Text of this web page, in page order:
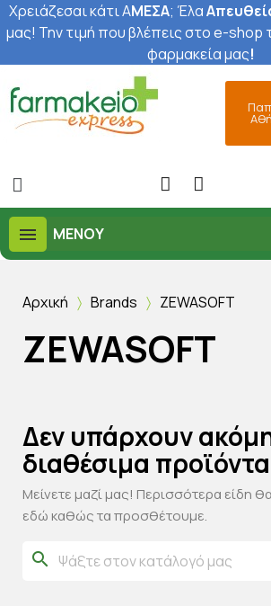
Χρειάζεσαι κάτι ΑΜΕΣΑ; Έλα
μας! Την τιμή που βλέπεις στο e-shop
φαρμακεία μας!
ΜΕΝΟΎ
Αρχική Brands ZEWASOFT
ZEWASOFT
Δεν υπάρχουν
διαθέσιμα προϊόντα
Μείνετε μαζί μας! Περισσότερα είδη
εδώ καθώς τα προσθέτουμε.
search